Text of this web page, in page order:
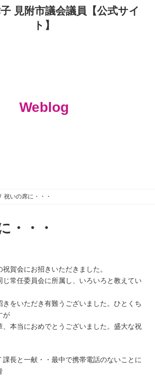
見附市議会議員【公式サイ
ト】
Weblog
祝いの席に・・・
・・・
賀会にお招きいただきました。
じ常任委員会に所属し、いろいろと教えてい
きをいただき有難うございました。ひとくち
が
、本当におめでとうございました。盛大な祝
課長と一献・・最中で携帯電話のないことに